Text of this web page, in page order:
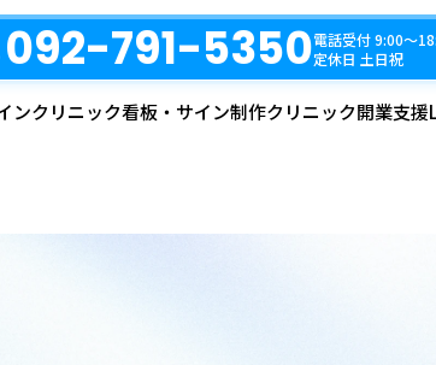
092-791-5350電話受付 9:00〜
定休日 土日祝
ンクリニック看板・サイン制作クリニック開業支援